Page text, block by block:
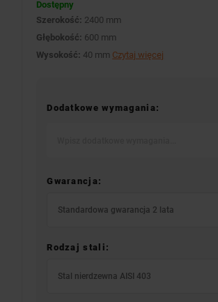
Dostępny
Szerokość: 2400 mm
Głębokość: 600 mm
Wysokość: 40 mm Czytaj więcej
Dodatkowe wymagania:
Gwarancja:
Standardowa gwarancja 2 lata
Rodzaj stali:
Stal nierdzewna AISI 403